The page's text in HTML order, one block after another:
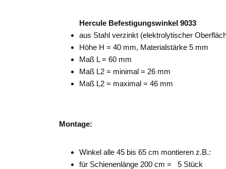
Hercule Befestigungswinkel 9033
aus Stahl verzinkt (elektrolytischer
Höhe H = 40 mm, Materialstärke 5 mm
Maß L = 60 mm
Maß L2 = minimal = 26 mm
Maß L2 = maximal = 46 mm
Montage:
Winkel alle 45 bis 65 cm montieren z.B.:
für Schienenlänge 200 cm = 5 Stück